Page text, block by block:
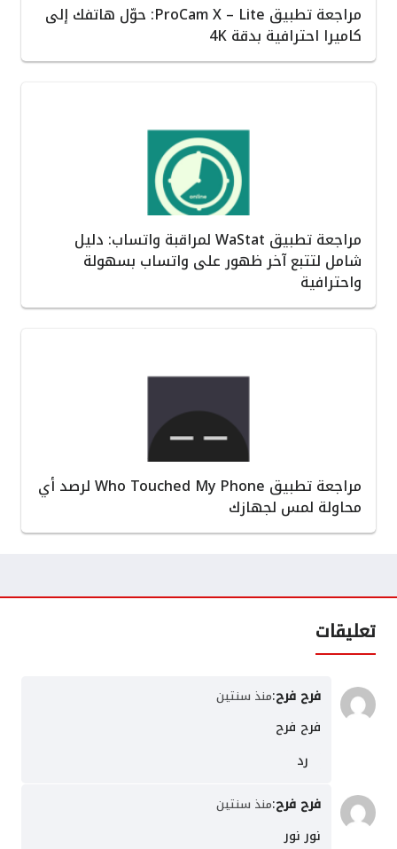
مراجعة تطبيق ProCam X – Lite: حوّل هاتفك إلى
كاميرا احترافية بدقة 4K
مراجعة تطبيق WaStat لمراقبة واتساب: دليل
شامل لتتبع آخر ظهور على واتساب بسهولة
واحترافية
مراجعة تطبيق Who Touched My Phone لرصد أي
محاولة لمس لجهازك
تعليقات
فرح فرح:منذ سنتين
فرح فرح
رد
فرح فرح:منذ سنتين
نور نور